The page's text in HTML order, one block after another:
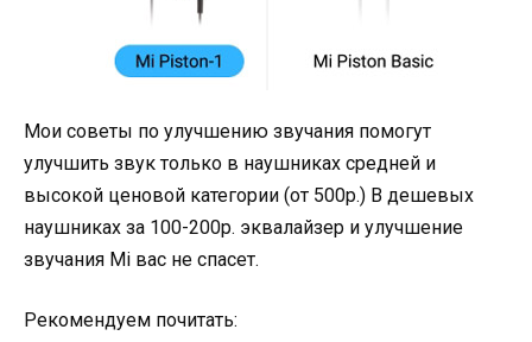
Мои советы по улучшению звучания помогут
улучшить звук только в наушниках средней и
высокой ценовой категории (от 500р.) В дешевых
наушниках за 100-200р. эквалайзер и улучшение
звучания Mi вас не спасет.
Рекомендуем почитать: